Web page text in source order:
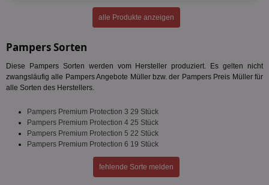
alle Produkte anzeigen
Pampers Sorten
Diese Pampers Sorten werden vom Hersteller produziert. Es gelten nicht
zwangsläufig alle Pampers Angebote Müller bzw. der Pampers Preis Müller für
alle Sorten des Herstellers.
Pampers Premium Protection 3 29 Stück
Pampers Premium Protection 4 25 Stück
Pampers Premium Protection 5 22 Stück
Pampers Premium Protection 6 19 Stück
fehlende Sorte melden